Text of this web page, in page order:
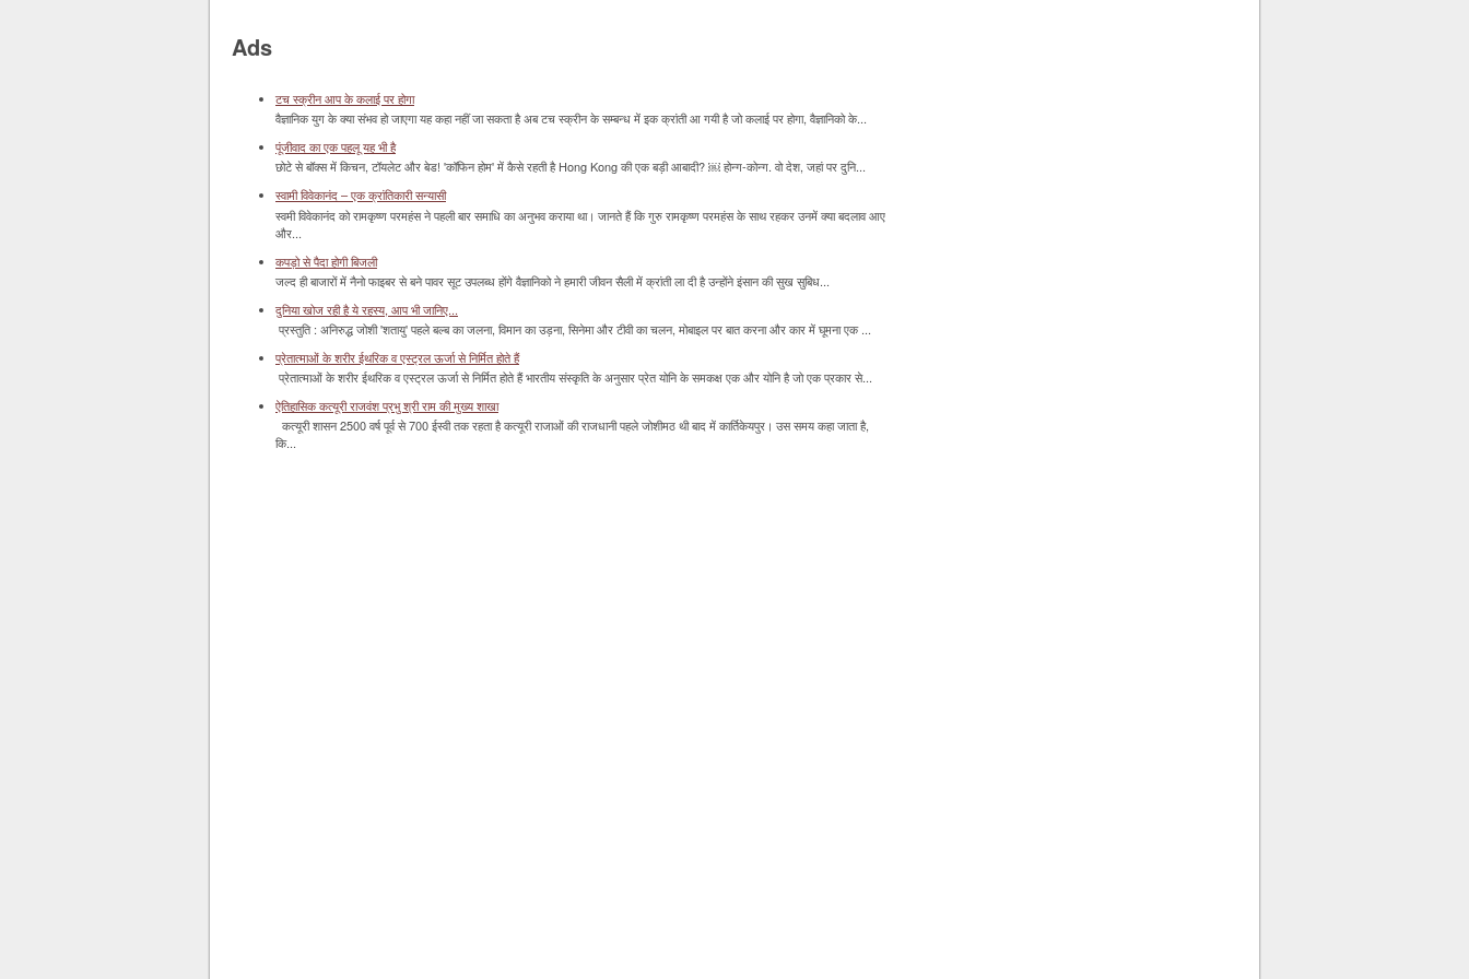
Ads
टच स्क्रीन आप के कलाई पर होगा
वैज्ञानिक युग के क्या संभव हो जाएगा यह कहा नहीं जा सकता है अब टच स्क्रीन के सम्बन्ध में इक क्रांती आ गयी है जो कलाई पर होगा, वैज्ञानिको के...
पूंजीवाद का एक पहलू यह भी है
छोटे से बॉक्‍स में किचन, टॉयलेट और बेड! 'कॉफिन होम' में कैसे रहती है Hong Kong की एक बड़ी आबादी? ￼ होन्ग-कोन्ग. वो देश, जहां पर दुनि...
स्वामी विवेकानंद – एक क्रांतिकारी सन्यासी
स्वमी विवेकानंद को रामकृष्ण परमहंस ने पहली बार समाधि का अनुभव कराया था। जानते हैं कि गुरु रामकृष्ण परमहंस के साथ रहकर उनमें क्या बदलाव आए
और...
कपड़ो से पैदा होगी बिजली
जल्द ही बाजारों में नैनो फाइबर से बने पावर सूट उपलब्ध होंगे वैज्ञानिको ने हमारी जीवन सैली में क्रांती ला दी है उन्होंने इंसान की सुख सुबिध...
दुनिया खोज रही है ये रहस्य, आप भी जानिए...
प्रस्तुति : अनिरुद्ध जोशी 'शतायु' पहले बल्ब का जलना, विमान का उड़ना, सिनेमा और टीवी का चलन, मोबाइल पर बात करना और कार में घूमना एक ...
प्रेतात्माओं के शरीर ईथरिक व एस्ट्रल ऊर्जा से निर्मित होते हैं
प्रेतात्माओं के शरीर ईथरिक व एस्ट्रल ऊर्जा से निर्मित होते हैं भारतीय संस्कृति के अनुसार प्रेत योनि के समकक्ष एक और योनि है जो एक प्रकार से...
ऐतिहासिक कत्यूरी राजवंश प्रभु श्री राम की मुख्य शाखा
कत्यूरी शासन 2500 वर्ष पूर्व से 700 ईस्वी तक रहता है कत्यूरी राजाओं की राजधानी पहले जोशीमठ थी बाद में कार्तिकेयपुर। उस समय कहा जाता है,
कि...